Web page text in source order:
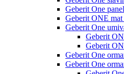
Geberit One
Geberit ONE mat
Geberit One
Geberit
Geberit
Geberit One
Geberit One